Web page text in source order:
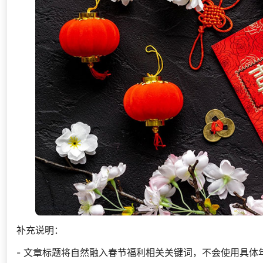
补充说明：
- 文章标题将自然融入春节福利相关关键词，不会使用具体